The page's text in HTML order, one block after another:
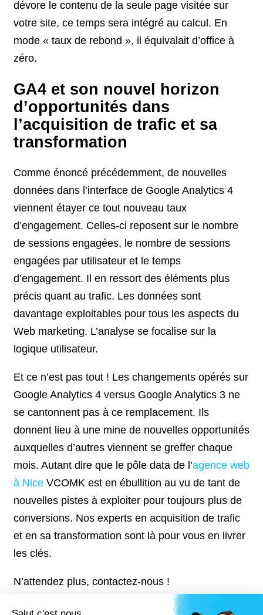
dévore le contenu de la seule page visitée sur
votre site, ce temps sera intégré au calcul. En
mode « taux de rebond », il équivalait d’office à
zéro.
GA4 et son nouvel horizon
d’opportunités dans
l’acquisition de trafic et sa
transformation
Comme énoncé précédemment, de nouvelles
données dans l’interface de Google Analytics 4
viennent étayer ce tout nouveau taux
d’engagement. Celles-ci reposent sur le nombre
de sessions engagées, le nombre de sessions
engagées par utilisateur et le temps
d’engagement. Il en ressort des éléments plus
précis quant au trafic. Les données sont
davantage exploitables pour tous les aspects du
Web marketing. L’analyse se focalise sur la
logique utilisateur.
Et ce n’est pas tout ! Les changements opérés sur
Google Analytics 4 versus Google Analytics 3 ne
se cantonnent pas à ce remplacement. Ils
donnent lieu à une mine de nouvelles opportunités
auxquelles d’autres viennent se greffer chaque
mois. Autant dire que le pôle data de l’agence web
à Nice VCOMK est en ébullition au vu de tant de
nouvelles pistes à exploiter pour toujours plus de
conversions. Nos experts en acquisition de trafic
et en sa transformation sont là pour vous en livrer
les clés.
N’attendez plus, contactez-nous !